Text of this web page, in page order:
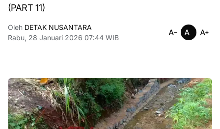
(PART 11)
Oleh DETAK NUSANTARA
Rabu, 28 Januari 2026 07:44 WIB